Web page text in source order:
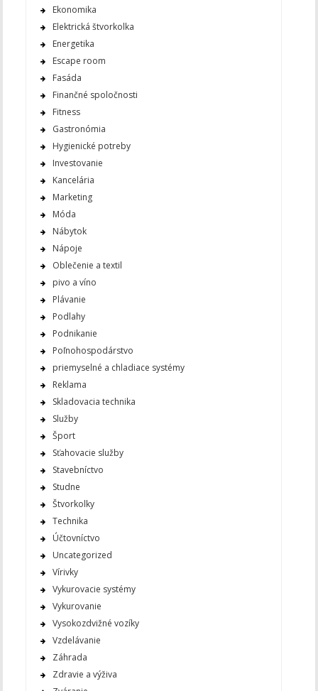
Ekonomika
Elektrická štvorkolka
Energetika
Escape room
Fasáda
Finančné spoločnosti
Fitness
Gastronómia
Hygienické potreby
Investovanie
Kancelária
Marketing
Móda
Nábytok
Nápoje
Oblečenie a textil
pivo a víno
Plávanie
Podlahy
Podnikanie
Poľnohospodárstvo
priemyselné a chladiace systémy
Reklama
Skladovacia technika
Služby
Šport
Sťahovacie služby
Stavebníctvo
Studne
Štvorkolky
Technika
Účtovníctvo
Uncategorized
Vírivky
Vykurovacie systémy
Vykurovanie
Vysokozdvižné vozíky
Vzdelávanie
Záhrada
Zdravie a výživa